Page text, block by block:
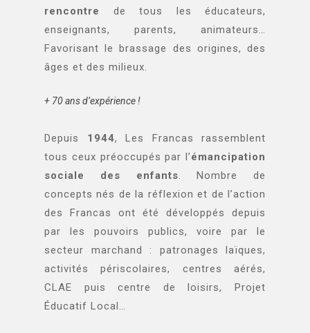
rencontre
de tous les éducateurs,
enseignants, parents, animateurs…
Favorisant le brassage des origines, des
âges et des milieux.
+ 70 ans d’expérience !
Depuis 1944, Les Francas rassemblent
tous ceux préoccupés par l’émancipation
sociale des enfants. Nombre de
concepts nés de la réflexion et de l’action
des Francas ont été développés depuis
par les pouvoirs publics, voire par le
secteur marchand : patronages laïques,
activités périscolaires, centres aérés,
CLAE puis centre de loisirs, Projet
Éducatif Local…